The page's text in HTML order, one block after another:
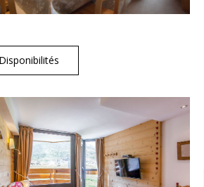
Disponibilités